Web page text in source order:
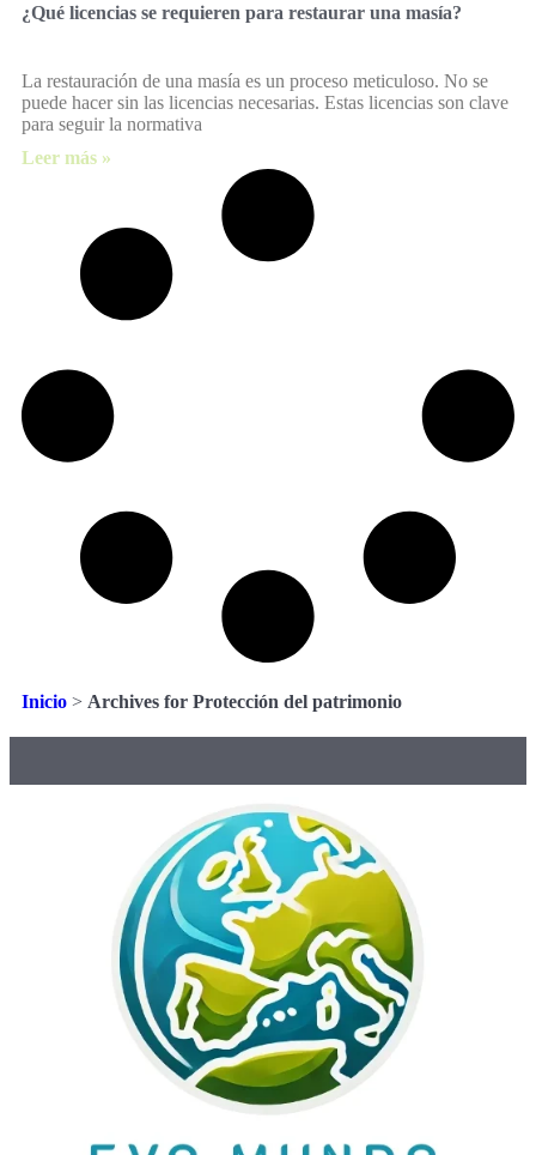
¿Qué licencias se requieren para restaurar una masía?
La restauración de una masía es un proceso meticuloso. No se
puede hacer sin las licencias necesarias. Estas licencias son clave
para seguir la normativa
Leer más »
Inicio > Archives for Protección del patrimonio